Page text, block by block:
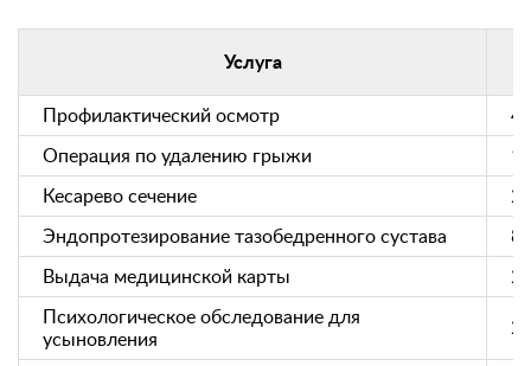
Услуга
Профилактический осмотр
Операция по удалению грыжи
Кесарево сечение
Эндопротезирование тазобедренного сустава
Выдача медицинской карты
Психологическое обследование для
усыновления